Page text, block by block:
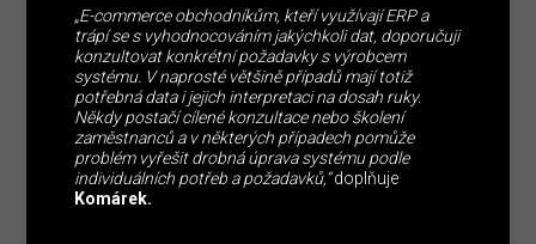
„E-commerce obchodníkům, kteří využívají ERP a
trápí se s vyhodnocováním jakýchkoli dat, doporučuji
konzultovat konkrétní požadavky s výrobcem
systému. V naprosté většině případů mají totiž
potřebná data i jejich interpretaci na dosah ruky.
Někdy postačí cílené konzultace nebo školení
zaměstnanců a v některých případech pomůže
problém vyřešit drobná úprava systému podle
individuálních potřeb a požadavků,“doplňuje
Komárek.